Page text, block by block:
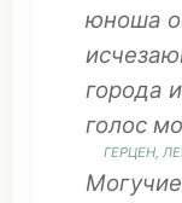
юноша
города и
голос
ГЕРЦЕН,
Могучие